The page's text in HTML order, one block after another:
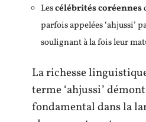
Lescélébrités coréennes
parfois appelées ‘ahjussi’
soulignant à la fois leur
La richesse
terme ‘ahjussi’
fondamental dans la